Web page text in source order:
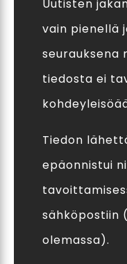
Uutisten
vain pienellä
seurauksena
tiedosta ei
Tiedon
epäonnistui
sähköpostiin
olemassa).